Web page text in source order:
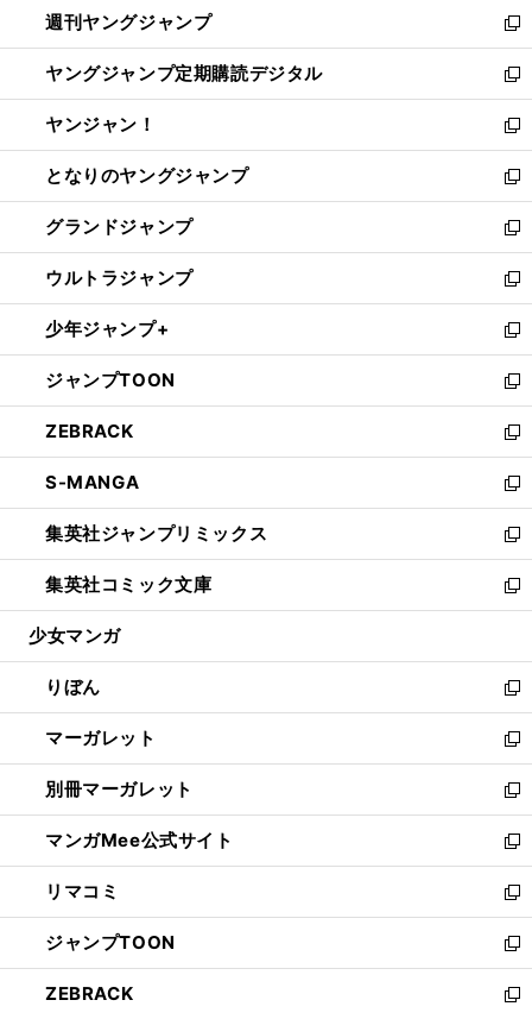
く
で
開
く
ド
ウ
で
開
く
ィ
ン
ド
ウ
で
開
く
週刊ヤングジャンプ
新
し
い
ウ
ィ
ン
ド
ウ
で
開
く
ヤングジャンプ定期購読デジタル
新
し
い
ウ
ィ
ン
ド
ウ
で
開
く
ヤンジャン！
新
し
い
ウ
ィ
ン
ド
ウ
で
開
く
となりのヤングジャンプ
新
し
い
ウ
ィ
ン
ド
ウ
で
開
く
グランドジャンプ
新
し
い
ウ
ィ
ン
ド
ウ
で
開
く
ウルトラジャンプ
新
し
い
ウ
ィ
ン
ド
ウ
で
開
く
少年ジャンプ+
新
し
い
ウ
ィ
ン
ド
ウ
で
開
く
ジャンプTOON
新
し
い
ウ
ィ
ン
ド
ウ
で
開
ZEBRACK
新
し
い
ウ
ィ
ン
ド
ウ
開
く
S-MANGA
新
し
い
ウ
ィ
ン
ウ
で
開
く
集英社ジャンプリミックス
新
し
い
ウ
ン
ド
ウ
で
開
く
集英社コミック文庫
新
し
ウ
ィ
ン
ド
ウ
で
開
く
少女マンガ
りぼん
新
し
い
ウ
ィ
ン
ド
ウ
で
開
く
マーガレット
新
し
い
ウ
ィ
ン
ド
ウ
で
開
く
別冊マーガレット
新
し
い
ウ
ィ
ン
ド
ウ
で
マンガMee公式サイト
新
し
い
ウ
ィ
ン
ド
リマコミ
新
し
い
ウ
ィ
ジャンプTOON
新
し
い
ZEBRACK
新